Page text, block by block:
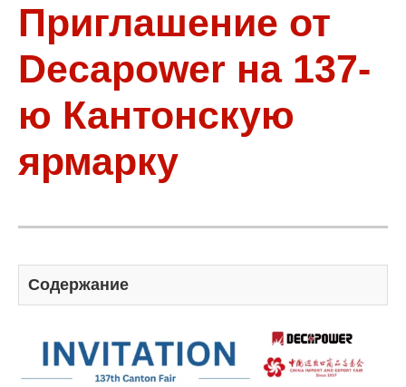
Приглашение от
Decapower на 137-
ю Кантонскую
ярмарку
Содержание